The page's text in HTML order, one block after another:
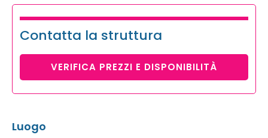
Contatta la struttura
VERIFICA PREZZI E DISPONIBILITÀ
Luogo